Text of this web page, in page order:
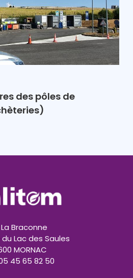
des pôles de
La Braconne
du Lac des Saules
MORNAC
45 65 82 50